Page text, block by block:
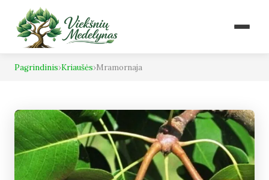
Pagrindinis›Kriaušės›Mramornaja